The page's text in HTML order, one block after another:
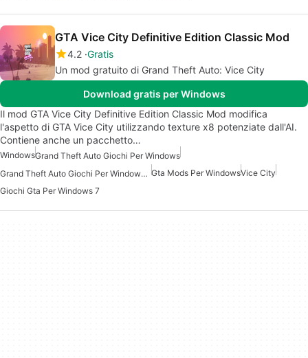
GTA Vice City Definitive Edition Classic Mod
4.2 Gratis
Un mod gratuito di Grand Theft Auto: Vice City
Download gratis per Windows
Il mod GTA Vice City Definitive Edition Classic Mod modifica
l'aspetto di GTA Vice City utilizzando texture x8 potenziate dall'AI.
Contiene anche un pacchetto…
WindowsGrand Theft Auto Giochi Per Windows
Grand Theft Auto Giochi Per Windows 7 Gta Mods Per WindowsVice City
Giochi Gta Per Windows 7